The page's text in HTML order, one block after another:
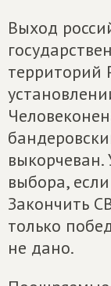
Выход
территорий
выкорчеван.
выбора,
Закончить
только
не дано.